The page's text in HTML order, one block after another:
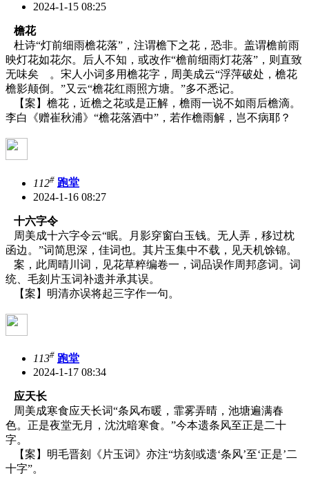
2024-1-15 08:25
檐花
杜诗“灯前细雨檐花落”，注谓檐下之花，恐非。盖谓檐前雨
映灯花如花尔。后人不知，或改作“檐前细雨灯花落”，则直致
无味矣 。宋人小词多用檐花字，周美成云“浮萍破处，檐花
檐影颠倒。”又云“檐花红雨照方塘。”多不悉记。
【案】檐花，近檐之花或是正解，檐雨一说不如雨后檐滴。
李白《赠崔秋浦》 “檐花落酒中”，若作檐雨解，岂不病耶？
112# 跑堂
2024-1-16 08:27
十六字令
周美成十六字令云“眠。月影穿窗白玉钱。无人弄，移过枕
函边。”词简思深，佳词也。其片玉集中不载，见天机馀锦。
案，此周晴川词，见花草粹编卷一，词品误作周邦彦词。词
统、毛刻片玉词补遗并承其误。
【案】明清亦误将起三字作一句。
113# 跑堂
2024-1-17 08:34
应天长
周美成寒食应天长词“条风布暖，霏雾弄晴，池塘遍满春
色。正是夜堂无月，沈沈暗寒食。”今本遗条风至正是二十
字。
【案】明毛晋刻《片玉词》亦注“坊刻或遗‘条风’至‘正是’二
十字”。